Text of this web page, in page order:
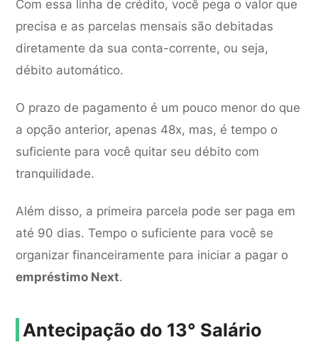
Com essa linha de crédito, você pega o valor que
precisa e as parcelas mensais são debitadas
diretamente da sua conta-corrente, ou seja,
débito automático.
O prazo de pagamento é um pouco menor do que
a opção anterior, apenas 48x, mas, é tempo o
suficiente para você quitar seu débito com
tranquilidade.
Além disso, a primeira parcela pode ser paga em
até 90 dias. Tempo o suficiente para você se
organizar financeiramente para iniciar a pagar o
empréstimo Next.
Antecipação do 13° Salário